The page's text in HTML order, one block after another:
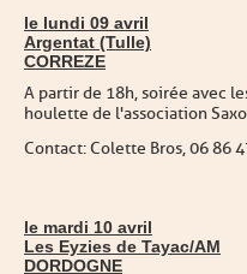
le lundi 09 avril
Argentat (Tulle)
CORREZE
A partir de 18h, soirée avec
houlette de l'association
Contact : Colette Bros, 06 86
le mardi 10 avril
Les Eyzies de Tayac/AM
DORDOGNE